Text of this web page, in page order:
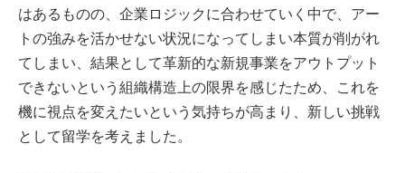
はあるものの、企業ロジックに合わせていく中で、アー
トの強みを活かせない状況になってしまい本質が削がれ
てしまい、結果として革新的な新規事業をアウトプット
できないという組織構造上の限界を感じたため、これを
機に視点を変えたいという気持ちが高まり、新しい挑戦
として留学を考えました。